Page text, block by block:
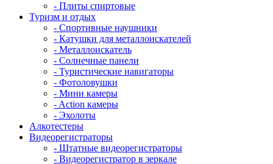
- Плиты спиртовые
Туризм и отдых
- Cпортивные наушники
- Катушки для металлоискателей
- Металлоискатель
- Солнечные панели
- Туристические навигаторы
- Фотоловушки
- Мини камеры
- Action камеры
- Эхолоты
Алкотестеры
Видеорегистраторы
- Штатные видеорегистраторы
- Видеорегистратор в зеркале